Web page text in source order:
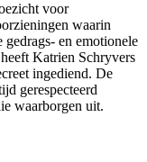
voor
waarin
en emotionele
Katrien Schryvers
ingediend. De
gerespecteerd
waarborgen uit.